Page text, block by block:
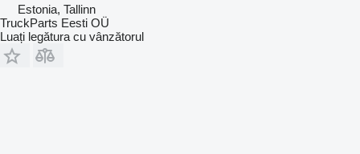
Estonia, Tallinn
TruckParts Eesti OÜ
Luați legătura cu vânzătorul